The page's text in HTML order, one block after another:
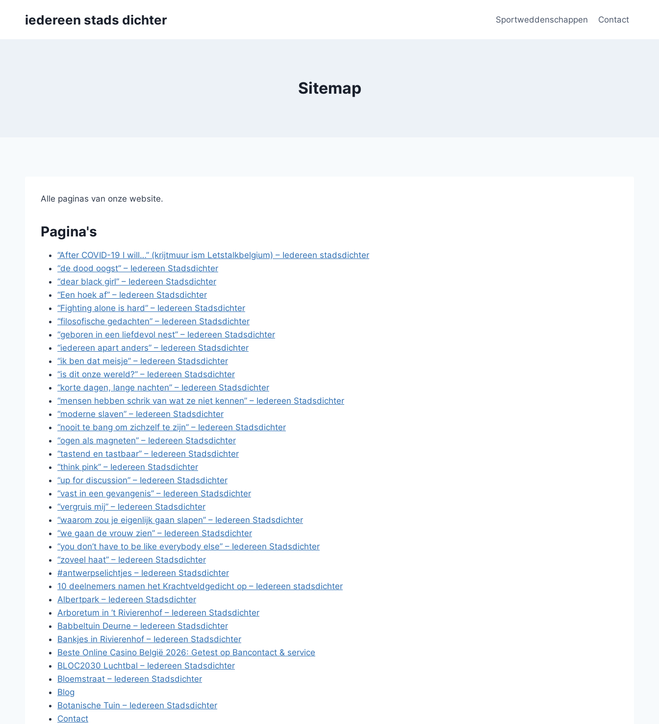
iedereen stads dichter Sportweddenschappen Contact
Sitemap
Alle paginas van onze website.
Pagina's
“After COVID-19 I will…” (krijtmuur ism Letstalkbelgium) – Iedereen stadsdichter
“de dood oogst” – Iedereen Stadsdichter
“dear black girl” – Iedereen Stadsdichter
“Een hoek af” – Iedereen Stadsdichter
“Fighting alone is hard” – Iedereen Stadsdichter
“filosofische gedachten” – Iedereen Stadsdichter
“geboren in een liefdevol nest” – Iedereen Stadsdichter
“iedereen apart anders” – Iedereen Stadsdichter
“ik ben dat meisje” – Iedereen Stadsdichter
“is dit onze wereld?” – Iedereen Stadsdichter
“korte dagen, lange nachten” – Iedereen Stadsdichter
“mensen hebben schrik van wat ze niet kennen” – Iedereen Stadsdichter
“moderne slaven” – Iedereen Stadsdichter
“nooit te bang om zichzelf te zijn” – Iedereen Stadsdichter
“ogen als magneten” – Iedereen Stadsdichter
“tastend en tastbaar” – Iedereen Stadsdichter
“think pink” – Iedereen Stadsdichter
“up for discussion” – Iedereen Stadsdichter
“vast in een gevangenis” – Iedereen Stadsdichter
“vergruis mij” – Iedereen Stadsdichter
“waarom zou je eigenlijk gaan slapen” – Iedereen Stadsdichter
“we gaan de vrouw zien” – Iedereen Stadsdichter
“you don’t have to be like everybody else” – Iedereen Stadsdichter
“zoveel haat” – Iedereen Stadsdichter
#antwerpselichtjes – Iedereen Stadsdichter
10 deelnemers namen het Krachtveldgedicht op – Iedereen stadsdichter
Albertpark – Iedereen Stadsdichter
Arboretum in ’t Rivierenhof – Iedereen Stadsdichter
Babbeltuin Deurne – Iedereen Stadsdichter
Bankjes in Rivierenhof – Iedereen Stadsdichter
Beste Online Casino België 2026: Getest op Bancontact & service
BLOC2030 Luchtbal – Iedereen Stadsdichter
Bloemstraat – Iedereen Stadsdichter
Blog
Botanische Tuin – Iedereen Stadsdichter
Contact